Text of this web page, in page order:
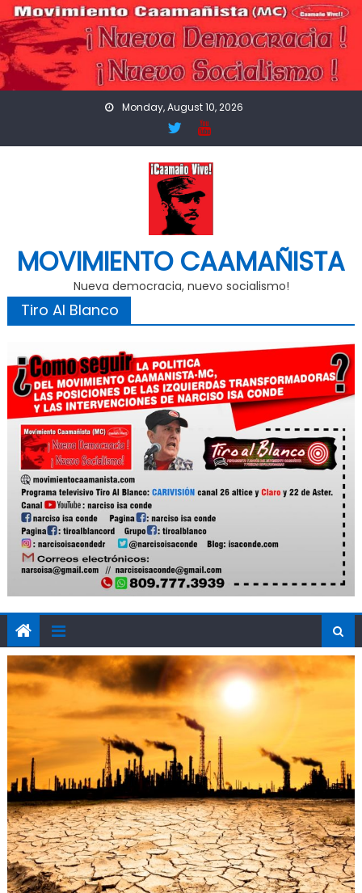
Skip
to
content
Monday, August 10, 2026
MOVIMIENTO CAAMAÑISTA
Nueva democracia, nuevo socialismo!
Tiro Al Blanco